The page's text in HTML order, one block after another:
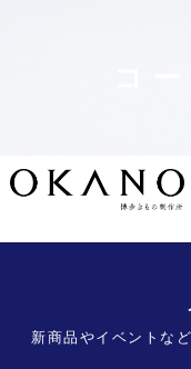
コ
新商品やイベントな